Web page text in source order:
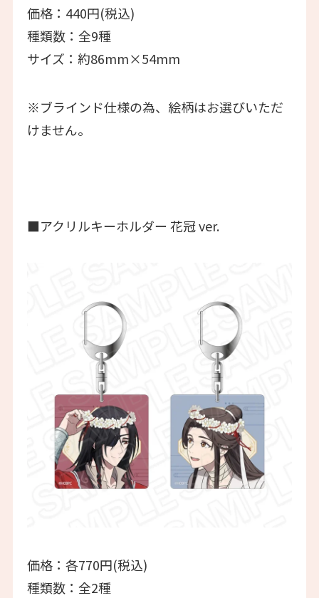
価格：440円(税込)
種類数：全9種
サイズ：約86mm×54mm
※ブラインド仕様の為、絵柄はお選びいただ
けません。
■アクリルキーホルダー 花冠 ver.
価格：各770円(税込)
種類数：全2種